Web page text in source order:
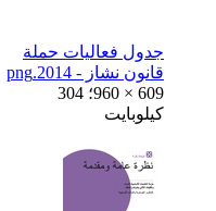
جدول فعاليات حملة
قانون نشاز - 2014.png
960 × 609؛ 304
كيلوبايت